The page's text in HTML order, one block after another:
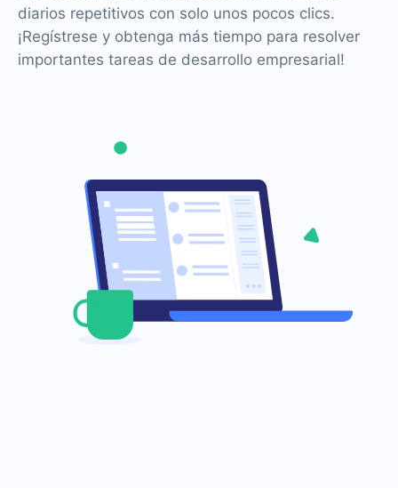
diarios repetitivos con solo unos pocos clics.
¡Regístrese y obtenga más tiempo para resolver
importantes tareas de desarrollo empresarial!